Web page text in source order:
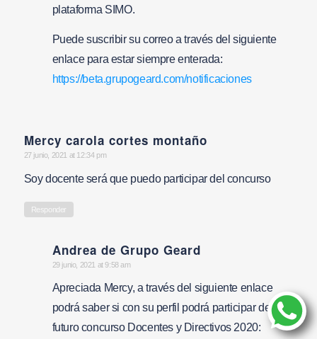
plataforma SIMO.
Puede suscribir su correo a través del siguiente
enlace para estar siempre enterada:
https://beta.grupogeard.com/notificaciones
Mercy carola cortes montaño
says:
27 junio, 2021 at 12:34 pm
Soy docente será que puedo participar del concurso
Responder
Andrea de Grupo Geard
says:
29 junio, 2021 at 9:58 am
Apreciada Mercy, a través del siguiente enlace
podrá saber si con su perfil podrá participar del
futuro concurso Docentes y Directivos 2020: